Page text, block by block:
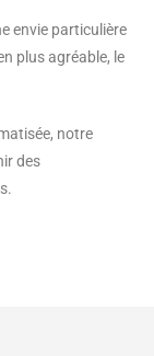
envie particulière
plus agréable, le
notre
des